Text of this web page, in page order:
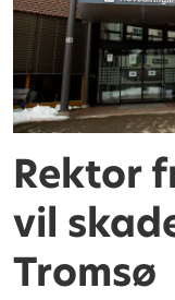
Rektor
vil
Tromsø